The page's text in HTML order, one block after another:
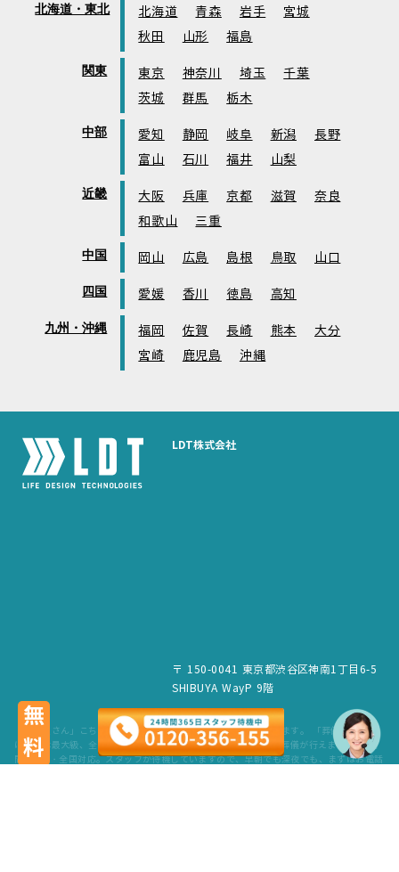
北海道・東北 北海道 青森 岩手
宮城
秋田
山形 福島
関東 東京 神奈川 埼玉
千葉
茨城
群馬 栃木
中部 愛知 静岡 岐阜 新潟
長野
富山
石川 福井 山梨
近畿 大阪 兵庫 京都 滋賀
奈良
和歌山
三重
中国 岡山 広島 島根 鳥取 山口
四国 愛媛 香川 徳島 高知
九州・沖縄 福岡 佐賀 長崎 熊本
大分
宮崎
鹿児島 沖縄
LDT株式会社
〒 150-0041 東京都渋谷区神南1丁目6-5
SHIBUYA WayP 9階
「葬儀屋さん」こちらのサービスは、LDT株式会社が運営しています。 「葬儀屋さん」
は、日本最大級、全国6,500件の葬儀場を掲載。最寄りの式場で葬儀が行えます。 24時
間365日・全国対応。スタッフが待機していますので、早朝でも深夜でも、まずはお電話
無料